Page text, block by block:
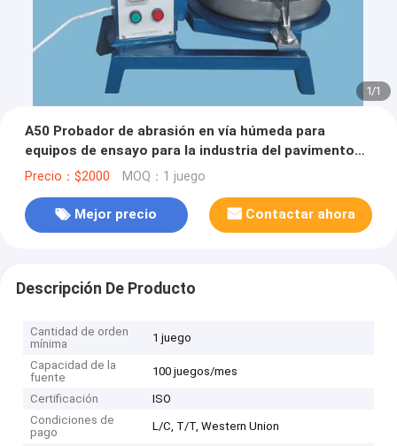
1/1
A50 Probador de abrasión en vía húmeda para
equipos de ensayo para la industria del pavimento
de asfalto
Precio：$2000 MOQ：1 juego
Mejor precio Contactar ahora
Descripción De Producto
Cantidad de orden
mínima
1 juego
Capacidad de la
fuente
100 juegos/mes
Certificación
ISO
Condiciones de
pago
L/C, T/T, Western Union